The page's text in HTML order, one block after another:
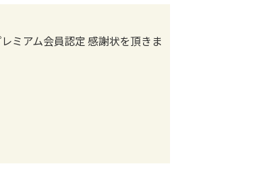
ミアム会員認定 感謝状を頂きま